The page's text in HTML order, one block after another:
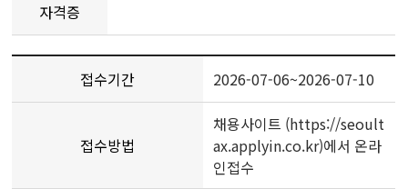
자격증
접수기간 2026-07-06~2026-07-10
접수방법
채용사이트 (https://seoult
ax.applyin.co.kr)에서 온라
인접수